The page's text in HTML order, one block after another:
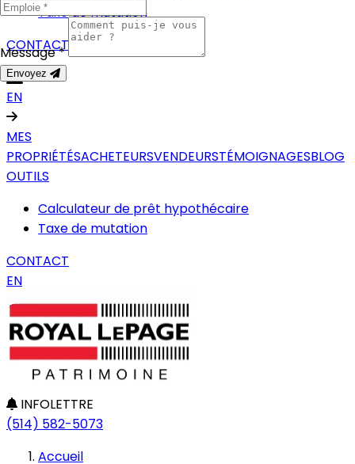
Taxe de mutation
CONTACT
EN
MES
PROPRIÉTÉSACHETEURSVENDEURSTÉMOIGNAGESBLOG
OUTILS
Calculateur de prêt hypothécaire
Taxe de mutation
CONTACT
EN
INFOLETTRE
(514) 582-5073
Accueil
Message *
Envoyez